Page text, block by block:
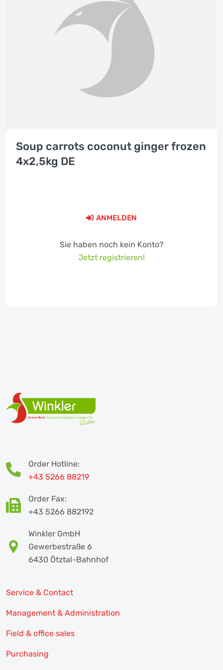
Soup carrots coconut ginger frozen
4x2,5kg DE
ANMELDEN
Sie haben noch kein Konto?
Jetzt registrieren!
Order Hotline:
+43 5266 88219
Order Fax:
+43 5266 882192
Winkler GmbH
Gewerbestraße 6
6430 Ötztal-Bahnhof
Service & Contact
Management & Administration
Field & office sales
Purchasing